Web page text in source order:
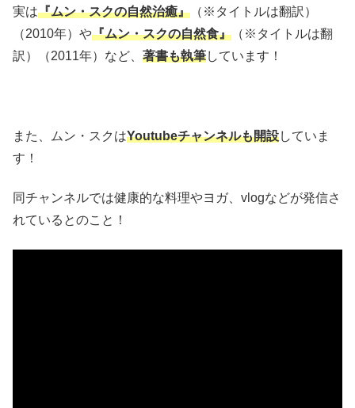
実は『ムン・スクの自然治癒』 （※タイトルは翻訳）
（2010年）や『ムン・スクの自然食』 （※タイトルは翻
訳）（2011年）など、 著書も執筆しています！
また、ムン・スクはYoutubeチャンネルも開設していま
す！
同チャンネルでは健康的な料理やヨガ、 vlogなどが発信さ
れているとのこと！